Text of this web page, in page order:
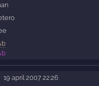
19 april 2007 22:26